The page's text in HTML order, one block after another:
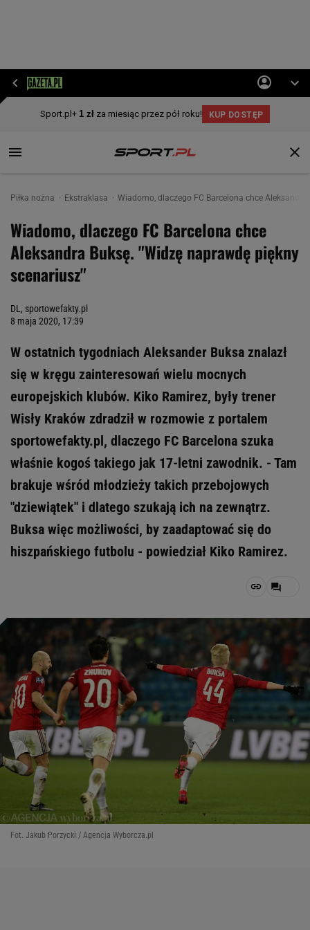
Piłka nożna Ekstraklasa Wiadomo, dlaczego FC Barcelona chce
Wiadomo, dlaczego FC Barcelona chce
Aleksandra Buksę. "Widzę naprawdę piękny
scenariusz"
DL, sportowefakty.pl
8 maja 2020, 17:39
W ostatnich tygodniach Aleksander Buksa znalazł
się w kręgu zainteresowań wielu mocnych
europejskich klubów. Kiko Ramirez, były trener
Wisły Kraków zdradził w rozmowie z portalem
sportowefakty.pl, dlaczego FC Barcelona szuka
właśnie kogoś takiego jak 17-letni zawodnik. - Tam
brakuje wśród młodzieży takich przebojowych
"dziewiątek" i dlatego szukają ich na zewnątrz.
Buksa więc możliwości, by zaadaptować się do
hiszpańskiego futbolu - powiedział Kiko Ramirez.
Fot. Jakub Porzycki / Agencja Wyborcza.pl